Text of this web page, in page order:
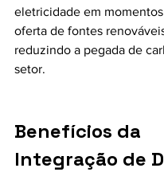
eletricidade em
oferta de fontes
reduzindo a pegada de
setor.
Benefícios da
Integração de